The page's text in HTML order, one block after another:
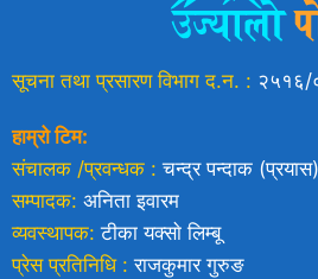
सूचना तथा प्रसारण विभाग द.न. : २५१६/
हाम्रो टिम:
संचालक /प्रवन्धक : चन्द्र पन्दाक (प्रयास)
सम्पादक: अनिता इवारम
व्यवस्थापक: टीका यक्साे लिम्बू
प्रेस प्रतिनिधि : राजकुमार गुरुङ